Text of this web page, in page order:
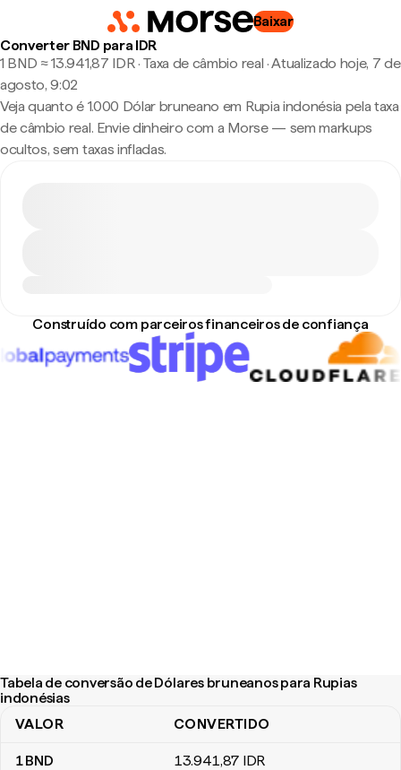
Baixar
Converter BND para IDR
1 BND ≈ 13.941,87 IDR · Taxa de câmbio real ·Atualizado hoje, 7 de
agosto, 9:02
Veja quanto é 1.000 Dólar bruneano em Rupia indonésia pela taxa
de câmbio real. Envie dinheiro com a Morse — sem markups
ocultos, sem taxas infladas.
Construído com parceiros financeiros de confiança
Tabela de conversão de Dólares bruneanos para Rupias
indonésias
Tabela de conversão de Dólares bruneanos para Rupias
VALOR CONVERTIDO
1BND 13.941,87 IDR